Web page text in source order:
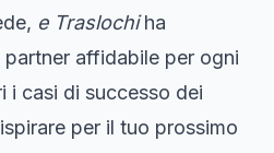
e Traslochiha
affidabile per ogni
i casi di successo dei
per il tuo prossimo